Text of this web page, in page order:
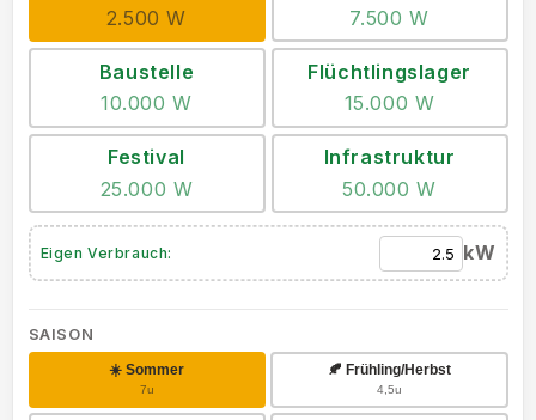
2.500 W
7.500 W
Baustelle
10.000 W
Flüchtlingslager
15.000 W
Festival
25.000 W
Infrastruktur
50.000 W
Eigen Verbrauch: kW
SAISON
☀️ Sommer
7u
🍂 Frühling/Herbst
4,5u